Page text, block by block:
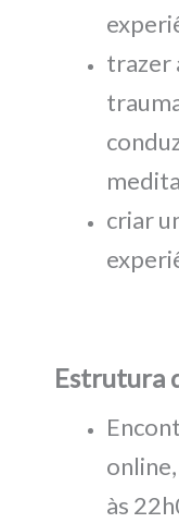
trazer
criar
Estrutura
às